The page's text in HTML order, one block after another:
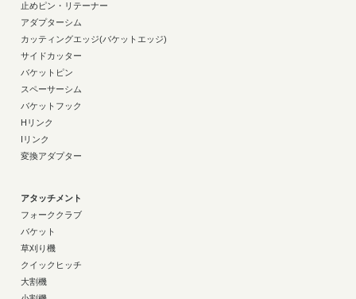
止めピン・リテーナー
アダプターシム
カッティングエッジ(バケットエッジ)
サイドカッター
バケットピン
スペーサーシム
バケットフック
Hリンク
Iリンク
変換アダプター
アタッチメント
フォーククラブ
バケット
草刈り機
クイックヒッチ
大割機